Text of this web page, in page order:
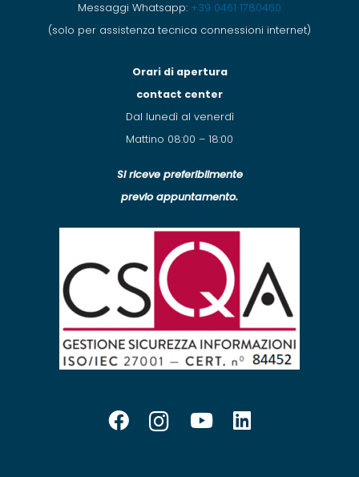
Messaggi Whatsapp: +39 0461 1780460
(solo per assistenza tecnica connessioni internet)
Orari di apertura
contact center
Dal lunedì al venerdì
Mattino 08:00 – 18:00
Si riceve preferibilmente
previo appuntamento.